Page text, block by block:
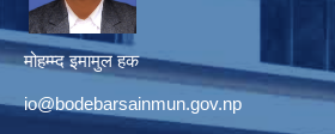
मोहम्म्द इमामुल हक
io@bodebarsainmun.gov.np